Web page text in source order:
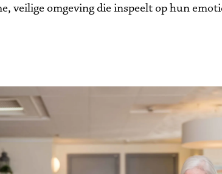
veilige omgeving die inspeelt op hun